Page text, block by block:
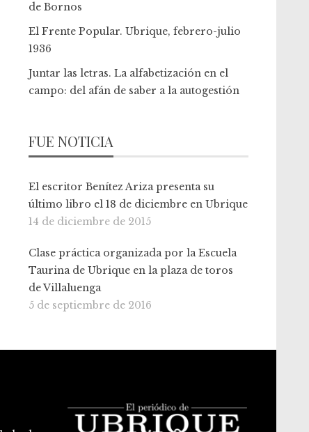
de Bornos
El Frente Popular. Ubrique, febrero-julio
1936
Juntar las letras. La alfabetización en el
campo: del afán de saber a la autogestión
FUE NOTICIA
El escritor Benítez Ariza presenta su
último libro el 18 de diciembre en Ubrique
14 de diciembre de 2015
Clase práctica organizada por la Escuela
Taurina de Ubrique en la plaza de toros
de Villaluenga
5 de septiembre de 2016